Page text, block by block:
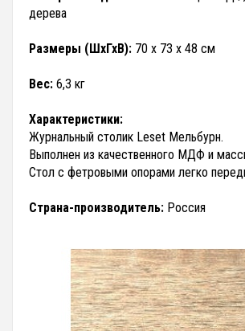
дерева
Размеры (ШхГхВ): 70 х 73 х 48 см
Вес: 6,3 кг
Характеристики:
Журнальный столик Leset Мельбурн.
Выполнен из качественного МДФ и
Стол с фетровыми опорами легко
Страна-производитель: Россия